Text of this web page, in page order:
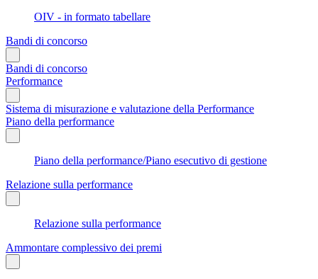
OIV - in formato tabellare
Bandi di concorso
Bandi di concorso
Performance
Sistema di misurazione e valutazione della Performance
Piano della performance
Piano della performance/Piano esecutivo di gestione
Relazione sulla performance
Relazione sulla performance
Ammontare complessivo dei premi